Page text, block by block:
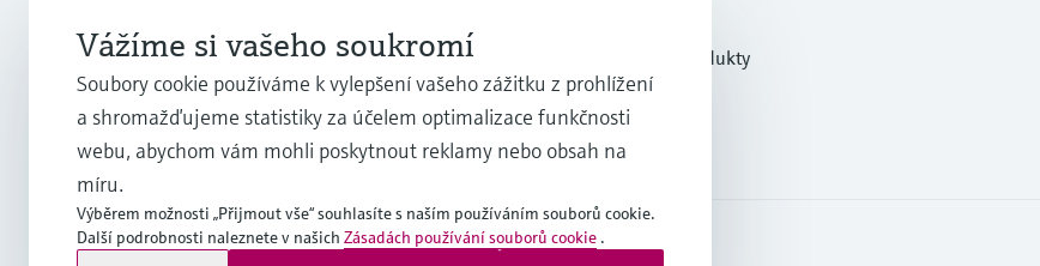
+420 234 724 450
info.cz@endress.com
Doporučené produkty
Online nástroje
Servis
Copyright © Endress+Hauser Group Services AG
Vážíme si vašeho soukromí
Soubory cookie používáme k vylepšení vašeho zážitku z prohlížení
a shromažďujeme statistiky za účelem optimalizace funkčnosti
webu, abychom vám mohli poskytnout reklamy nebo obsah na
míru.
Výběrem možnosti „Přijmout vše“ souhlasíte s naším používáním souborů cookie.
Další podrobnosti naleznete v našich Zásadách používání souborů cookie .